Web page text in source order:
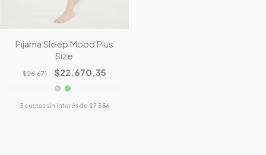
Pijama Sleep Mood Plus
Size
$26.671 $22.670,35
3 cuotas sin interés de $7.556